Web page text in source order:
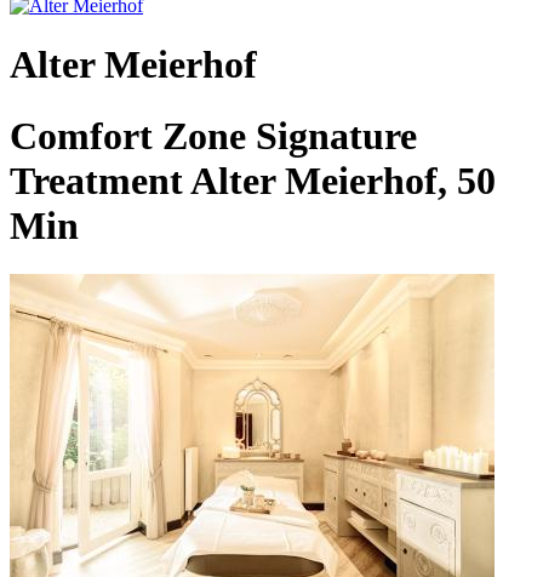
Alter Meierhof
Comfort Zone Signature
Treatment Alter Meierhof, 50
Min